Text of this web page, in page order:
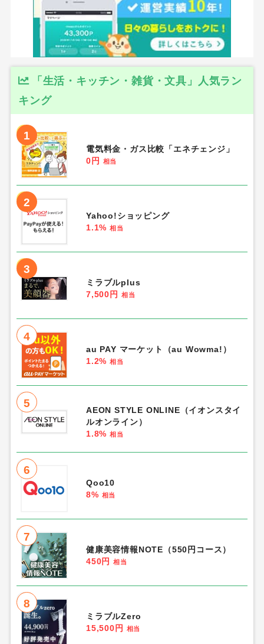
「生活・キッチン・雑貨・文具」人気ラン
キング
1
電気料金・ガス比較「エネチェンジ」
0円
相当
2
Yahoo!ショッピング
1.1% 相当
3
ミラブルplus
7,500円
相当
4
au PAY マーケット（au Wowma!）
1.2% 相当
5
AEON STYLE ONLINE（イオンスタイ
ルオンライン）
1.8% 相当
6
Qoo10
8% 相当
7
健康美容情報NOTE（550円コース）
450円
相当
8
ミラブルZero
15,500円
相当